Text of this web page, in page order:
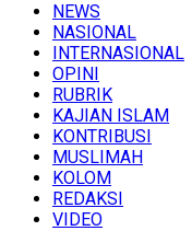
NEWS
NASIONAL
INTERNASIONAL
OPINI
RUBRIK
KAJIAN ISLAM
KONTRIBUSI
MUSLIMAH
KOLOM
REDAKSI
VIDEO